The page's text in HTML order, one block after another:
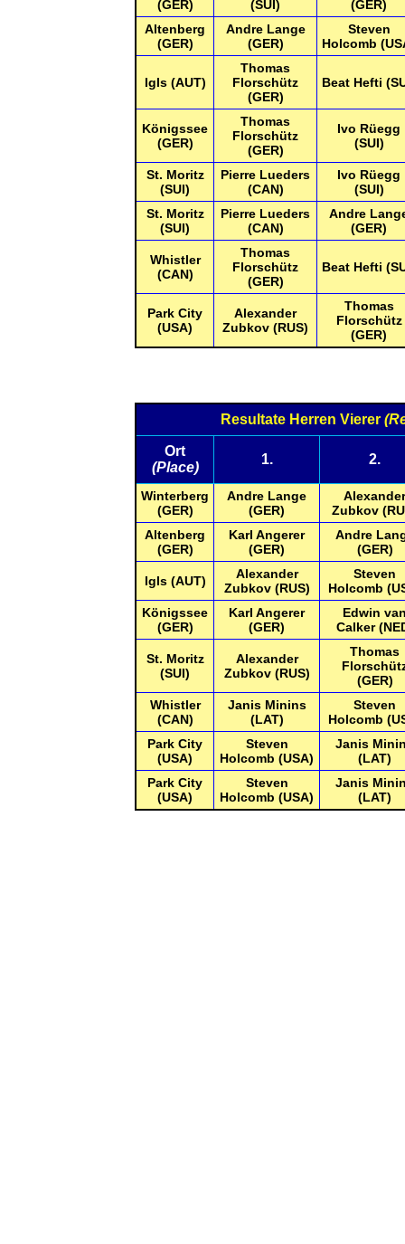
(GER) (SUI)
(GER)
Altenberg
(GER)
Andre Lange
(GER)
Steven
Holcomb
Igls (AUT)
Thomas
Florschütz
(GER)
Beat Hefti
Königssee
(GER)
Thomas
Florschütz
(GER)
Ivo Rüegg
(SUI)
St. Moritz
(SUI)
Pierre Lueders
(CAN)
Ivo Rüegg
(SUI)
St. Moritz
(SUI)
Pierre Lueders
(CAN)
Andre
(GER)
Whistler
(CAN)
Thomas
Florschütz
(GER)
Beat Hefti
Park City
(USA)
Alexander
Zubkov (RUS)
Thomas
Florschütz
(GER)
Resultate Herren Vierer
Ort
(Place)
1. 2.
Winterberg
(GER)
Andre Lange
(GER)
Alexander
Zubkov
Altenberg
(GER)
Karl Angerer
(GER)
Andre
(GER)
Igls (AUT)
Alexander
Zubkov (RUS)
Steven
Holcomb
Königssee
(GER)
Karl Angerer
(GER)
Edwin
Calker
St. Moritz
(SUI)
Alexander
Zubkov (RUS)
Thomas
(GER)
Whistler
(CAN)
Janis Minins
(LAT)
Steven
Holcomb
Park City
(USA)
Steven
Holcomb (USA)
Janis
(LAT)
Park City
(USA)
Steven
Holcomb (USA)
Janis
(LAT)